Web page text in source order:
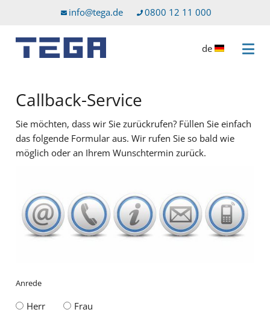
zum Servicemenüinfo@tega.de 0800 12 11 000
Menü
de
Callback-Service
Sie möchten, dass wir Sie zurückrufen? Füllen Sie einfach
das folgende Formular aus. Wir rufen Sie so bald wie
möglich oder an Ihrem Wunschtermin zurück.
Anrede
Herr Frau